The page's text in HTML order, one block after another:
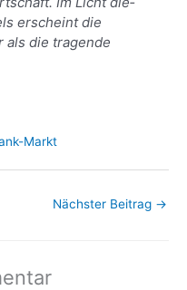
erscheint die
als die tragende
Markt
Nächster Beitrag →